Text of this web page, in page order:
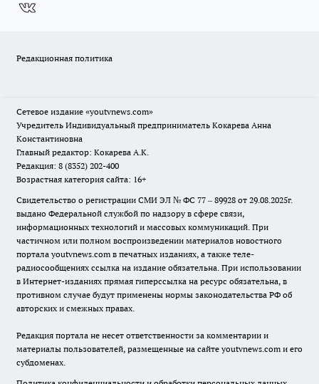
Редакционная политика
Сетевое издание «youtvnews.com»
Учредитель Индивидуальный предприниматель Кокарева Анна
Константиновна
Главный редактор: Кокарева А.К.
Редакция: 8 (8352) 202-400
Возрастная категория сайта: 16+
Свидетельство о регистрации СМИ ЭЛ № ФС 77 – 89928 от 29.08.2025г.
выдано Федеральной службой по надзору в сфере связи,
информационных технологий и массовых коммуникаций. При
частичном или полном воспроизведении материалов новостного
портала youtvnews.com в печатных изданиях, а также теле-
радиосообщениях ссылка на издание обязательна. При использовании
в Интернет-изданиях прямая гиперссылка на ресурс обязательна, в
противном случае будут применены нормы законодательства РФ об
авторских и смежных правах.
Редакция портала не несет ответственности за комментарии и
материалы пользователей, размещенные на сайте youtvnews.com и его
субдоменах.